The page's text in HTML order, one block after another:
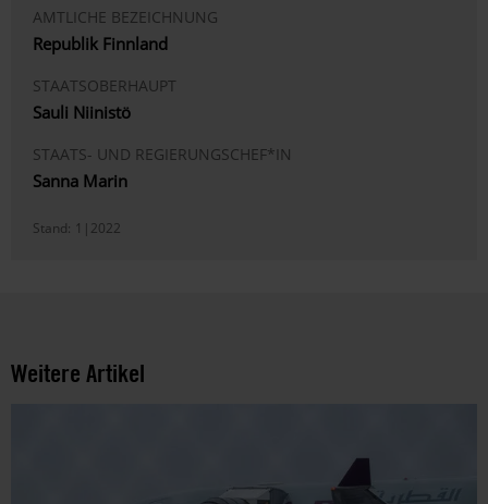
AMTLICHE BEZEICHNUNG
Republik Finnland
STAATSOBERHAUPT
Sauli Niinistö
STAATS- UND REGIERUNGSCHEF*IN
Sanna Marin
Stand: 1|2022
Weitere Artikel